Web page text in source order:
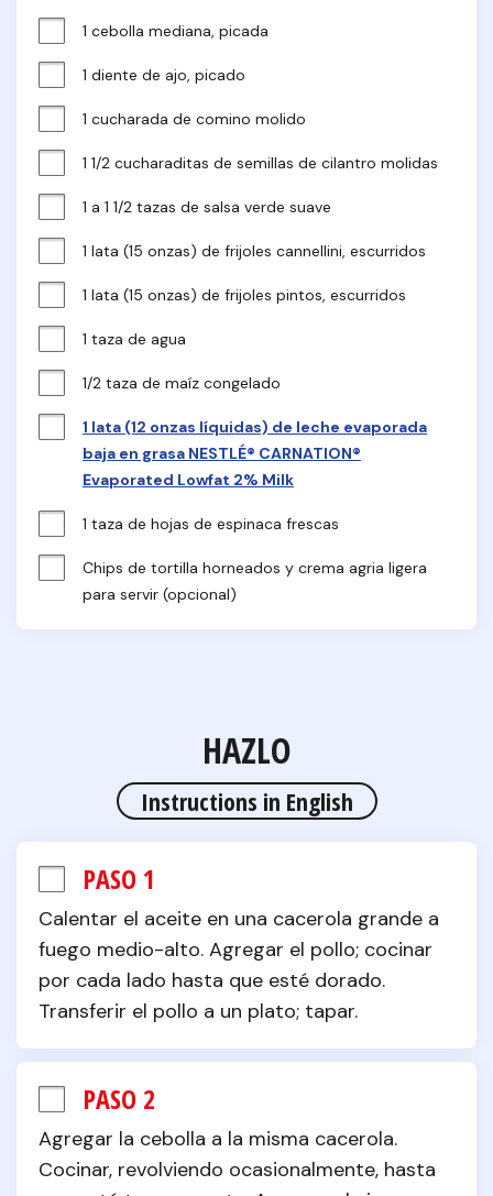
1 cebolla mediana, picada
1 diente de ajo, picado
1 cucharada de comino molido
1 1/2 cucharaditas de semillas de cilantro molidas
1 a 1 1/2 tazas de salsa verde suave
1 lata (15 onzas) de frijoles cannellini, escurridos
1 lata (15 onzas) de frijoles pintos, escurridos
1 taza de agua
1/2 taza de maíz congelado
1 lata (12 onzas líquidas) de leche evaporada
baja en grasa NESTLÉ® CARNATION®
Evaporated Lowfat 2% Milk
1 taza de hojas de espinaca frescas
Chips de tortilla horneados y crema agria ligera
para servir (opcional)
HAZLO
Instructions in English
PASO 1
Calentar el aceite en una cacerola grande a
fuego medio-alto. Agregar el pollo; cocinar
por cada lado hasta que esté dorado.
Transferir el pollo a un plato; tapar.
PASO 2
Agregar la cebolla a la misma cacerola.
Cocinar, revolviendo ocasionalmente, hasta